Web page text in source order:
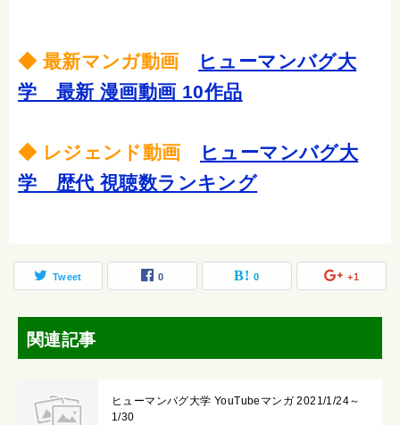
◆ 最新マンガ動画
ヒューマンバグ大
学 最新 漫画動画 10作品
◆ レジェンド動画
ヒューマンバグ大
学 歴代 視聴数ランキング
Tweet 0 0 +1
関連記事
ヒューマンバグ大学 YouTubeマンガ 2021/1/24～
1/30